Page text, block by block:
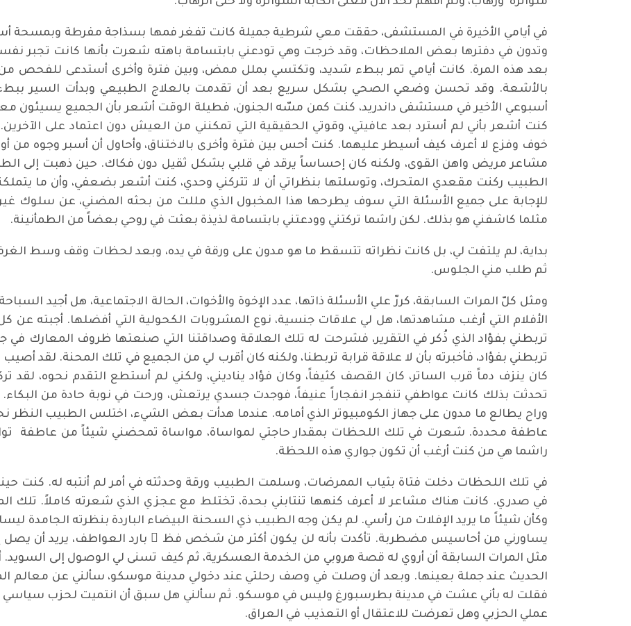
في أيامي الأخيرة في المستشفى، حققت معي شرطية جميلة كانت تفغر فمها بسذاجة مفرطة وبمسحة
وتدون في دفترها بعض الملاحظات، وقد خرجت وهي تودعني بابتسامة باهته شعرت بأنها كانت تجبر
بعد هذه المرة. كانت أيامي تمر ببطء شديد، وتكتسي بملل ممض، وبين فترة وأخرى أستدعى للفحص
بالأشعة. وقد تحسن وضعي الصحي بشكل سريع بعد أن تقدمت بالعلاج الطبيعي وبدأت السير
أسبوعي الأخير في مستشفى داندريد، كنت كمن مسّه الجنون، فطيلة الوقت أشعر بأن الجميع يسيئون
كنت أشعر بأني لم أسترد بعد عافيتي، وقوتي الحقيقية التي تمكنني من العيش دون اعتماد على
خوف وفزع لا أعرف كيف أسيطر عليهما. كنت أحس بين فترة وأخرى بالاختناق، وأحاول أن أسبر وجوه من
مشاعر مريض واهن القوى، ولكنه كان إحساساً يرقد في قلبي بشكل ثقيل دون فكاك. حين ذهبت إلى
الطبيب ركنت مقعدي المتحرك، وتوسلتها بنظراتي أن لا تتركني وحدي، كنت أشعر بضعفي، وأن ما
للإجابة على جميع الأسئلة التي سوف يطرحها هذا المخبول الذي مللت من بحثه المضني، عن سلوك
مثلما كاشفني هو بذلك. لكن راشما تركتني وودعتني بابتسامة لذيذة بعثت في روحي بعضاً من الطمأنينة.
بداية، لم يلتفت لي، بل كانت نظراته تتسقط ما هو مدون على ورقة في يده، وبعد لحظات وقف وسط
ثم طلب مني الجلوس.
ومثل كلّ المرات السابقة، كررّ علي الأسئلة ذاتها، عدد الإخوة والأخوات، الحالة الاجتماعية، هل أجيد
الأفلام التي أرغب مشاهدتها، هل لي علاقات جنسية، نوع المشروبات الكحولية التي أفضلها. أجبته عن
تربطني بفؤاد الذي ذُكر في التقرير، فشرحت له تلك العلاقة وصداقتنا التي صنعتها ظروف المعارك في
تربطني بفؤاد، فأخبرته بأن لا علاقة قرابة تربطنا، ولكنه كان أقرب لي من الجميع في تلك المحنة. لقد
كان ينزف دماً قرب الساتر، كان القصف كثيفاً، وكان فؤاد يناديني، ولكني لم أستطع التقدم نحوه، لقد
تحدثت بذلك كانت عواطفي تنفجر انفجاراً عنيفاً، فوجدت جسدي يرتعش، ورحت في نوبة حادة من البكاء.
وراح يطالع ما مدون على جهاز الكومبيوتر الذي أمامه. عندما هدأت بعض الشيء، اختلس الطبيب النظر
عاطفة محددة. شعرت في تلك اللحظات بمقدار حاجتي لمواساة، مواساة تمحضني شيئاً من عاطفة
راشما هي من كنت أرغب أن تكون جواري هذه اللحظة.
في تلك اللحظات دخلت فتاة بثياب الممرضات، وسلمت الطبيب ورقة وحدثته في أمر لم أنتبه له. كنت
في صدري. كانت هناك مشاعر لا أعرف كنهها تنتابني بحدة، تختلط مع عجزي الذي شعرته كاملاً. تلك
وكأن شيئاً ما يريد الإفلات من رأسي. لم يكن وجه الطبيب ذي السحنة البيضاء الباردة بنظرته الجامدة
يساورني من أحاسيس مضطربة. تأكدت بأنه لن يكون أكثر من شخص فظ ّ بارد العواطف، يريد أن يصل
مثل المرات السابقة أن أروي له قصة هروبي من الخدمة العسكرية، ثم كيف تسنى لي الوصول إلى السويد.
الحديث عند جملة بعينها. وبعد أن وصلت في وصف رحلتي عند دخولي مدينة موسكو، سألني عن معالم
فقلت له بأني عشت في مدينة بطرسبورغ وليس في موسكو. ثم سألني هل سبق أن انتميت لحزب سياسي
عملي الحزبي وهل تعرضت للاعتقال أو التعذيب في العراق.